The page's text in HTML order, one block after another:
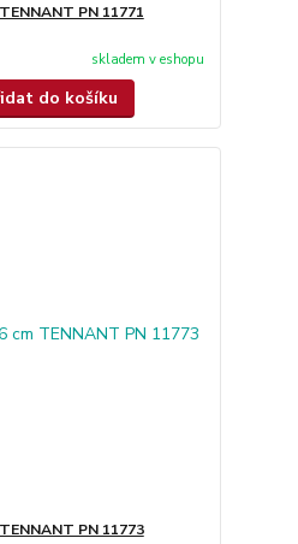
PN 11771
skladem v eshopu
do košíku
PN 11773